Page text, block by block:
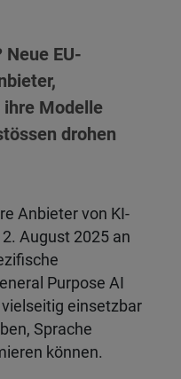
EU-
Modelle
drohen
Anbieter von KI-
August 2025 an
Purpose AI
einsetzbar
Sprache
können.